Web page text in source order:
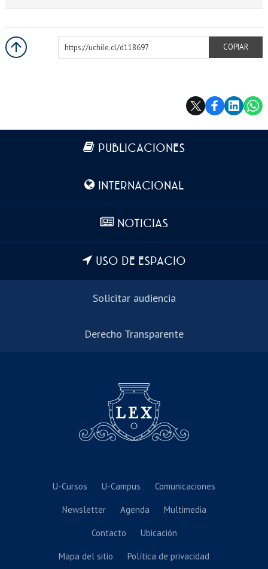
https://uchile.cl/d118697
COPIAR
Más información
PUBLICACIONES
INTERNACIONAL
NOTICIAS
USO DE ESPACIO
Solicitar audiencia
Derecho Transparente
U-Cursos U-Campus Comunicaciones
Newsletter Agenda Multimedia
Contacto Ubicación
Mapa del sitio Política de privacidad